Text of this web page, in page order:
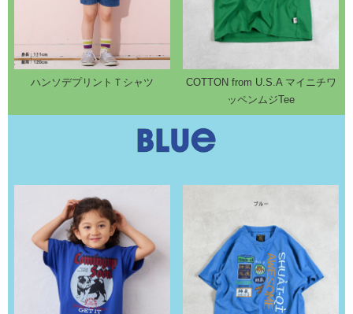
ハンソデプリントＴシャツ
COTTON from U.S.A マイニチワ
ッペンムジTee